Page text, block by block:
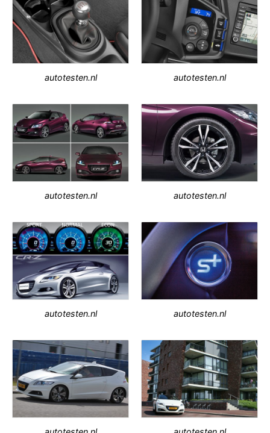
autotesten.nl autotesten.nl
autotesten.nl autotesten.nl
autotesten.nl autotesten.nl